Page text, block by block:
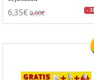
6,35€ 9,90€ -